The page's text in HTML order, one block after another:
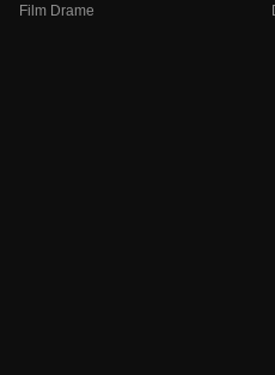
Film Drame